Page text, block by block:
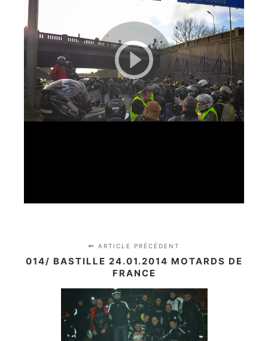
ARTICLE PRÉCÉDENT
014/ BASTILLE 24.01.2014 MOTARDS DE
FRANCE